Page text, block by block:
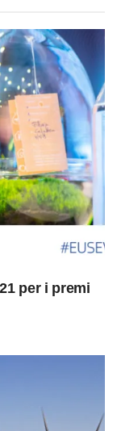
per i premi